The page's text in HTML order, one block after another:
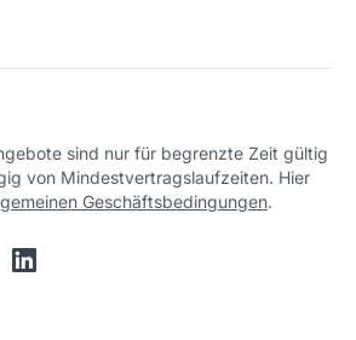
sind nur für begrenzte Zeit gültig
von Mindestvertragslaufzeiten. Hier
Geschäftsbedingungen.